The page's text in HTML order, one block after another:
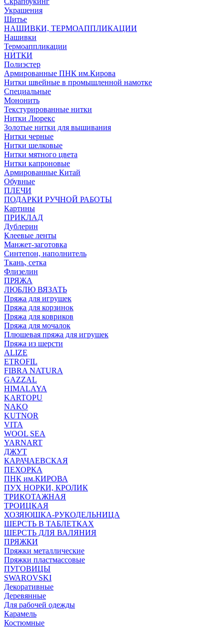
Украшения
Шитье
НАШИВКИ, ТЕРМОАППЛИКАЦИИ
Нашивки
Термоаппликации
НИТКИ
Полиэстер
Армированные ПНК им.Кирова
Нитки швейные в промышленной намотке
Специальные
Мононить
Текстурированные нитки
Нитки Люрекс
Золотые нитки для вышивания
Нитки черные
Нитки шелковые
Нитки мятного цвета
Нитки капроновые
Армированные Китай
Обувные
ПЛЕЧИ
ПОДАРКИ РУЧНОЙ РАБОТЫ
Картины
ПРИКЛАД
Дублерин
Клеевые ленты
Манжет-заготовка
Синтепон, наполнитель
Ткань, сетка
Флизелин
ПРЯЖА
ЛЮБЛЮ ВЯЗАТЬ
Пряжа для игрушек
Пряжа для корзинок
Пряжа для ковриков
Пряжа для мочалок
Плюшевая пряжа для игрушек
Пряжа из шерсти
ALIZE
ETROFIL
FIBRA NATURA
GAZZAL
HIMALAYA
KARTOPU
NAKO
KUTNOR
VITA
WOOL SEA
YARNART
ДЖУТ
КАРАЧАЕВСКАЯ
ПЕХОРКА
ПНК им.КИРОВА
ПУХ НОРКИ, КРОЛИК
ТРИКОТАЖНАЯ
ТРОИЦКАЯ
ХОЗЯЮШКА-РУКОДЕЛЬНИЦА
ШЕРСТЬ В ТАБЛЕТКАХ
ШЕРСТЬ ДЛЯ ВАЛЯНИЯ
ПРЯЖКИ
Пряжки металлические
Пряжки пластмассовые
ПУГОВИЦЫ
SWAROVSKI
Декоративные
Деревянные
Для рабочей одежды
Карамель
Костюмные